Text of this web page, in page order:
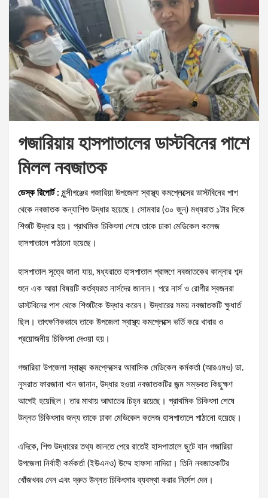
গজারিয়ায় হাসপাতালের ডাস্টবিনের পাশে
মিলল নবজাতক
ডেস্ক রিপোর্ট : মুন্সীগঞ্জের গজারিয়া উপজেলা স্বাস্থ্য কমপ্লেক্সের ডাস্টবিনের পাশ
থেকে নবজাতক কন্যাশিশু উদ্ধার হয়েছে। সোমবার (৩০ জুন) মধ্যরাত ১টার দিকে
শিশুটি উদ্ধার হয়। প্রাথমিক চিকিৎসা শেষে তাকে ঢাকা মেডিকেল কলেজ
হাসপাতালে পাঠানো হয়েছে।
হাসপাতাল সূত্রে জানা যায়, মধ্যরাতে হাসপাতাল প্রাঙ্গণে নবজাতকের কান্নার শব্দ
শুনে এক আয়া বিষয়টি কর্তব্যরত নার্সদের জানান। পরে নার্স ও রোগীর স্বজনরা
ডাস্টবিনের পাশ থেকে শিশুটিকে উদ্ধার করেন। উদ্ধারের সময় নবজাতকটি ক্ষুধার্ত
ছিল। তাৎক্ষণিকভাবে তাকে উপজেলা স্বাস্থ্য কমপ্লেক্সে ভর্তি করে খাবার ও
প্রয়োজনীয় চিকিৎসা দেওয়া হয়।
গজারিয়া উপজেলা স্বাস্থ্য কমপ্লেক্সের আবাসিক মেডিকেল কর্মকর্তা (আরএমও) ডা.
নুসরাত ফারজানা খান জানান, উদ্ধার হওয়া নবজাতকটির জন্ম সম্ভবত কিছুক্ষণ
আগেই হয়েছিল। তার মাথায় আঘাতের চিহ্ন রয়েছে। প্রাথমিক চিকিৎসা শেষে
উন্নত চিকিৎসার জন্য তাকে ঢাকা মেডিকেল কলেজ হাসপাতালে পাঠানো হয়েছে।
এদিকে, শিশু উদ্ধারের তথ্য জানতে পেরে রাতেই হাসপাতালে ছুটে যান গজারিয়া
উপজেলা নির্বাহী কর্মকর্তা (ইউএনও) উম্মে হাফসা নাদিয়া। তিনি নবজাতকটির
খোঁজখবর নেন এবং দ্রুত উন্নত চিকিৎসার ব্যবস্থা করার নির্দেশ দেন।